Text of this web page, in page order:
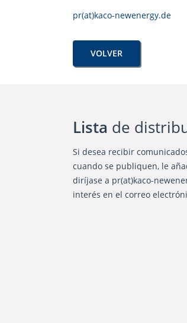
pr(at)kaco-newenergy.de
VOLVER
Lista de
Si desea recibir
cuando se publiquen, le
diríjase a pr(at)kaco-
interés en el correo